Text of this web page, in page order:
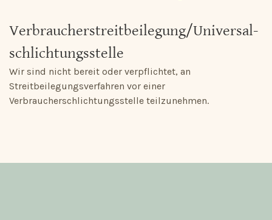
Verbraucher­streit­beilegung/Universal­
Schlichtungs­stelle
Wir sind nicht bereit oder verpflichtet, an
Streitbeilegungsverfahren vor einer
Verbraucherschlichtungsstelle teilzunehmen.